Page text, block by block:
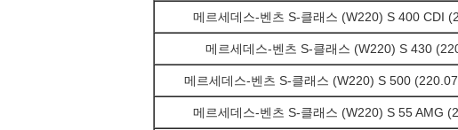
메르세데스-벤츠 S-클래스 (W220) S 400 CDI
메르세데스-벤츠 S-클래스 (W220) S 430
메르세데스-벤츠 S-클래스 (W220) S 500
메르세데스-벤츠 S-클래스 (W220) S 55 AMG